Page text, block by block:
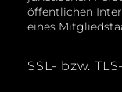
öffentlichen
eines
SSL- bzw.